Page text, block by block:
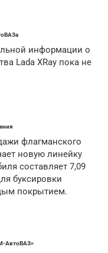
информации о
Lada XRay пока не
флагманского
новую линейку
составляет 7,09
буксировки
покрытием.
АвтоВАЗ»